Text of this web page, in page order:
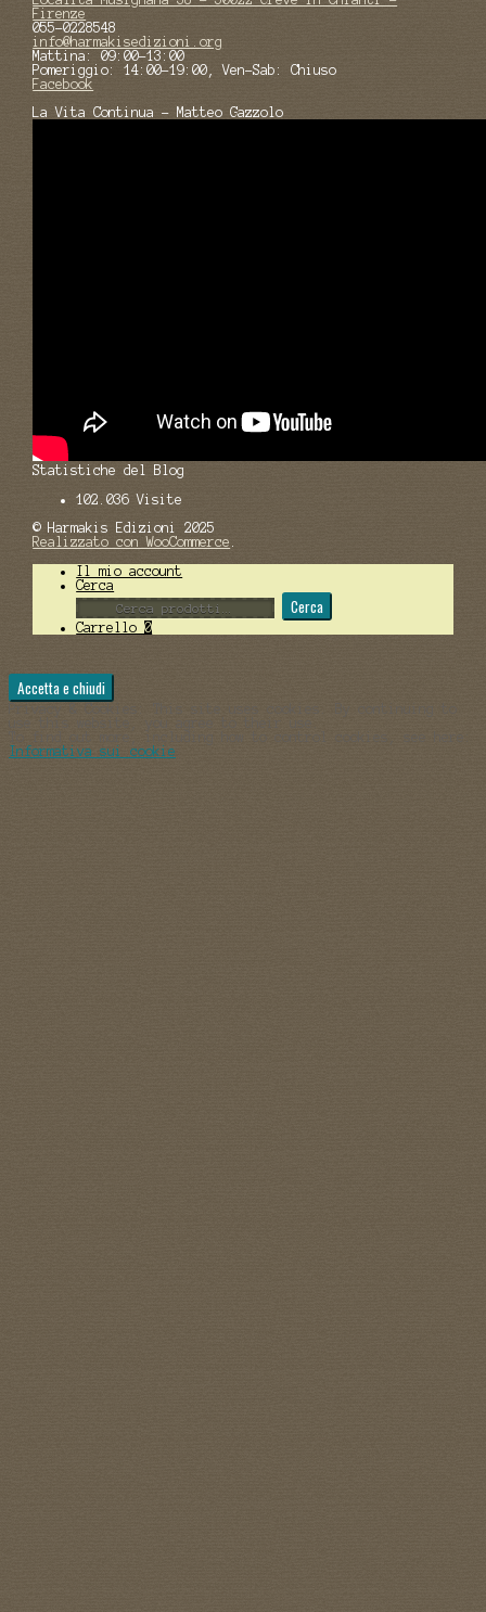
Firenze
055-0228548
info@harmakisedizioni.org
Mattina: 09:00-13:00
Pomeriggio: 14:00-19:00, Ven-Sab: Chiuso
Facebook
La Vita Continua - Matteo Gazzolo
Statistiche del Blog
102.036 Visite
© Harmakis Edizioni 2025
Realizzato con WooCommerce
Il mio account
Cerca
Cerca:
Cerca
Carrello0
Informativa sui cookie